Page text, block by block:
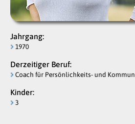
Jahrgang:
1970
Derzeitiger Beruf:
Coach für Persönlichkeits- und
Kinder:
3